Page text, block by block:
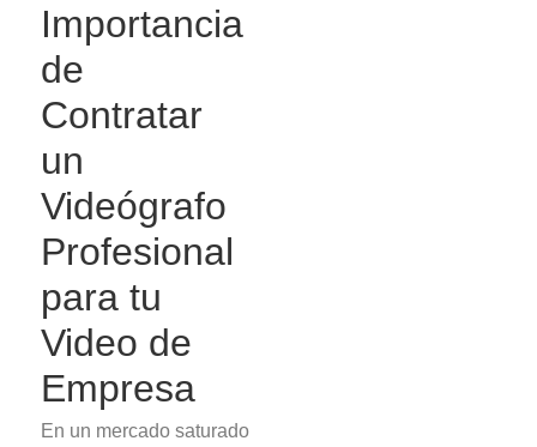
Importancia
de
Contratar
un
Videógrafo
Profesional
para tu
Video de
Empresa
En un mercado saturado